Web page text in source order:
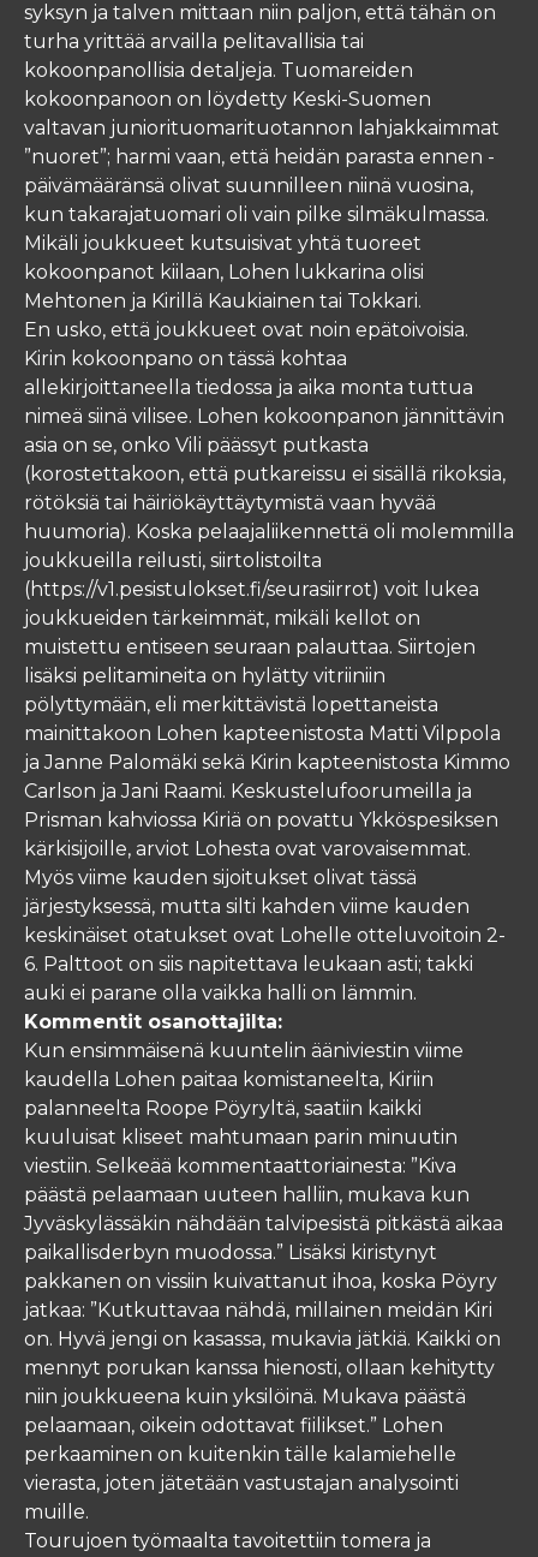
syksyn ja talven mittaan niin paljon, että tähän on
turha yrittää arvailla pelitavallisia tai
kokoonpanollisia detaljeja. Tuomareiden
kokoonpanoon on löydetty Keski-Suomen
valtavan juniorituomarituotannon lahjakkaimmat
”nuoret”; harmi vaan, että heidän parasta ennen -
päivämääränsä olivat suunnilleen niinä vuosina,
kun takarajatuomari oli vain pilke silmäkulmassa.
Mikäli joukkueet kutsuisivat yhtä tuoreet
kokoonpanot kiilaan, Lohen lukkarina olisi
Mehtonen ja Kirillä Kaukiainen tai Tokkari.
En usko, että joukkueet ovat noin epätoivoisia.
Kirin kokoonpano on tässä kohtaa
allekirjoittaneella tiedossa ja aika monta tuttua
nimeä siinä vilisee. Lohen kokoonpanon jännittävin
asia on se, onko Vili päässyt putkasta
(korostettakoon, että putkareissu ei sisällä rikoksia,
rötöksiä tai häiriökäyttäytymistä vaan hyvää
huumoria). Koska pelaajaliikennettä oli molemmilla
joukkueilla reilusti, siirtolistoilta
(https://v1.pesistulokset.fi/seurasiirrot) voit lukea
joukkueiden tärkeimmät, mikäli kellot on
muistettu entiseen seuraan palauttaa. Siirtojen
lisäksi pelitamineita on hylätty vitriiniin
pölyttymään, eli merkittävistä lopettaneista
mainittakoon Lohen kapteenistosta Matti Vilppola
ja Janne Palomäki sekä Kirin kapteenistosta Kimmo
Carlson ja Jani Raami. Keskustelufoorumeilla ja
Prisman kahviossa Kiriä on povattu Ykköspesiksen
kärkisijoille, arviot Lohesta ovat varovaisemmat.
Myös viime kauden sijoitukset olivat tässä
järjestyksessä, mutta silti kahden viime kauden
keskinäiset otatukset ovat Lohelle otteluvoitoin 2-
6. Palttoot on siis napitettava leukaan asti; takki
auki ei parane olla vaikka halli on lämmin.
Kommentit osanottajilta:
Kun ensimmäisenä kuuntelin ääniviestin viime
kaudella Lohen paitaa komistaneelta, Kiriin
palanneelta Roope Pöyryltä, saatiin kaikki
kuuluisat kliseet mahtumaan parin minuutin
viestiin. Selkeää kommentaattoriainesta: ”Kiva
päästä pelaamaan uuteen halliin, mukava kun
Jyväskylässäkin nähdään talvipesistä pitkästä aikaa
paikallisderbyn muodossa.” Lisäksi kiristynyt
pakkanen on vissiin kuivattanut ihoa, koska Pöyry
jatkaa: ”Kutkuttavaa nähdä, millainen meidän Kiri
on. Hyvä jengi on kasassa, mukavia jätkiä. Kaikki on
mennyt porukan kanssa hienosti, ollaan kehitytty
niin joukkueena kuin yksilöinä. Mukava päästä
pelaamaan, oikein odottavat fiilikset.” Lohen
perkaaminen on kuitenkin tälle kalamiehelle
vierasta, joten jätetään vastustajan analysointi
muille.
Tourujoen työmaalta tavoitettiin tomera ja